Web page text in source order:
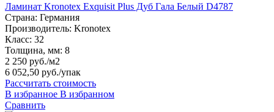
Ламинат Kronotex Exquisit Plus Дуб Гала Белый D4787
Страна: Германия
Производитель: Kronotex
Класс: 32
Толщина, мм: 8
2 250 руб./м2
6 052,50 руб./упак
Рассчитать стоимость
В избранное В избранном
Сравнить